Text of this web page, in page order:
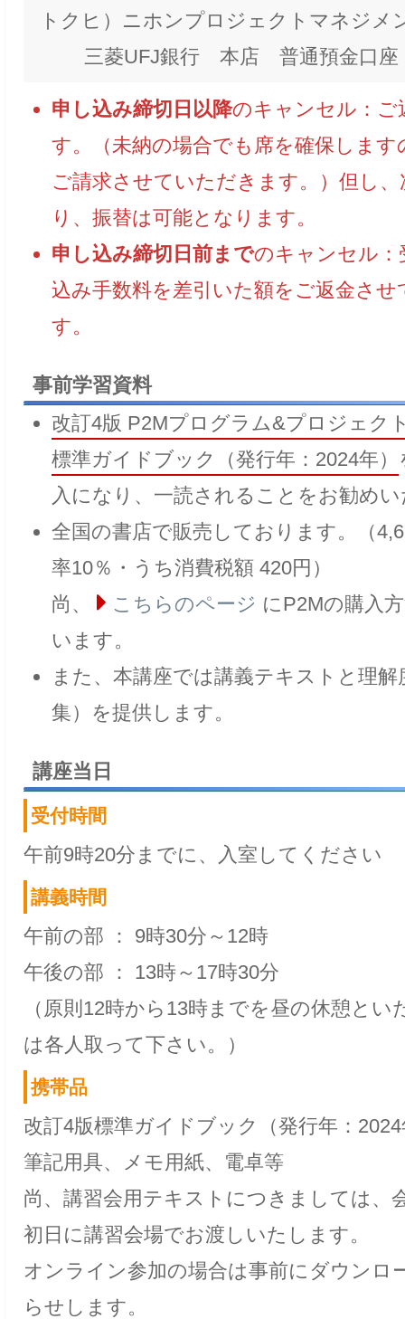
トクヒ）ニホンプロジェクトマネジメ
三菱UFJ銀行 本店 普通預金口
申し込み締切日以降のキャンセル：ご
す。（未納の場合でも席を確保します
ご請求させていただきます。）但し
り、振替は可能となります。
申し込み締切日前までのキャンセル：
込み手数料を差引いた額をご返金さ
す。
事前学習資料
改訂4版 P2Mプログラム&プロジェク
標準ガイドブック（発行年：2024年）
入になり、一読されることをお勧め
全国の書店で販売しております。（
率10％・うち消費税額 420円）
尚、
こちらのページ にP2Mの購入
います。
また、本講座では講義テキストと理
集）を提供します。
講座当日
受付時間
午前9時20分までに、入室してください
講義時間
午前の部 ： 9時30分～12時
午後の部 ： 13時～17時30分
（原則12時から13時までを昼の休憩とい
は各人取って下さい。）
携帯品
改訂4版標準ガイドブック（発行年：
筆記用具、メモ用紙、電卓等
尚、講習会用テキストにつきましては、
初日に講習会場でお渡しいたします。
オンライン参加の場合は事前にダウンロ
らせします。